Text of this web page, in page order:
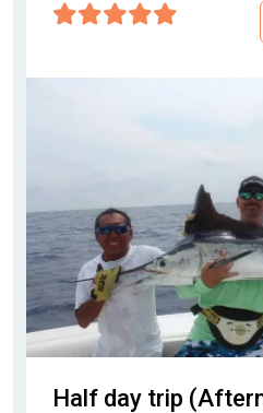
Half day trip